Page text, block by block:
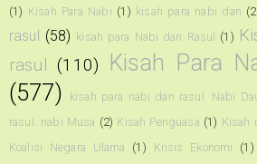
(1) Kisah Para Nabi (1) kisah para nabi dan
rasul (58) kisah para Nabi dan Rasul (1)
rasul (110)
Kisah Para
(577)
kisah para nabi dan rasul. Nabi
rasul. nabi Musa (2) Kisah Penguasa (1) Kisah
Koalisi Negara Ulama
(1) Krisis Ekonomi (1)